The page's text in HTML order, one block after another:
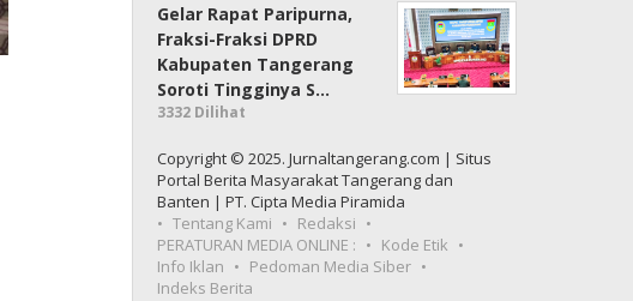
Gelar Rapat Paripurna,
Fraksi-Fraksi DPRD
Kabupaten Tangerang
Soroti Tingginya S…
3332 Dilihat
Copyright © 2025. Jurnaltangerang.com | Situs
Portal Berita Masyarakat Tangerang dan
Banten | PT. Cipta Media Piramida
Tentang Kami
Redaksi
PERATURAN MEDIA ONLINE :
Kode Etik
Info Iklan
Pedoman Media Siber
Indeks Berita